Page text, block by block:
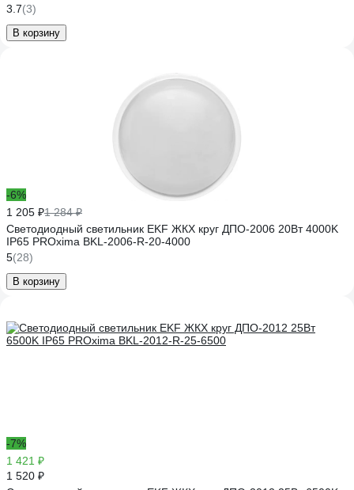
3.7(3)
В корзину
-6%
1 205 ₽1 284 ₽
Светодиодный светильник EKF ЖКХ круг ДПО-2006 20Вт 4000K
IP65 PROxima BKL-2006-R-20-4000
5(28)
В корзину
-7%
1 421 ₽
1 520 ₽